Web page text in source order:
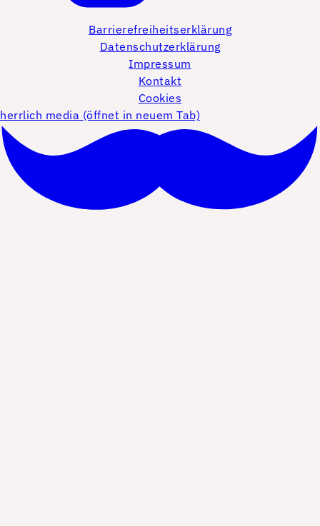
Barrierefreiheitserklärung
Datenschutzerklärung
Impressum
Kontakt
Cookies
herrlich media (öffnet in neuem Tab)